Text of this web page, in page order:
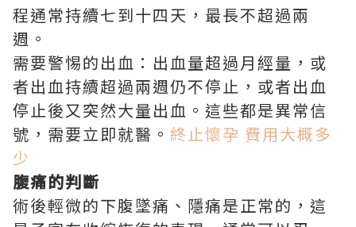
程通常持續七到十四天，最長不超過兩
週。
需要警惕的出血：出血量超過月經量，或
者出血持續超過兩週仍不停止，或者出血
停止後又突然大量出血。這些都是異常信
號，需要立即就醫。 終止懷孕 費用大概多
少
腹痛的判斷
術後輕微的下腹墜痛、隱痛是正常的，這